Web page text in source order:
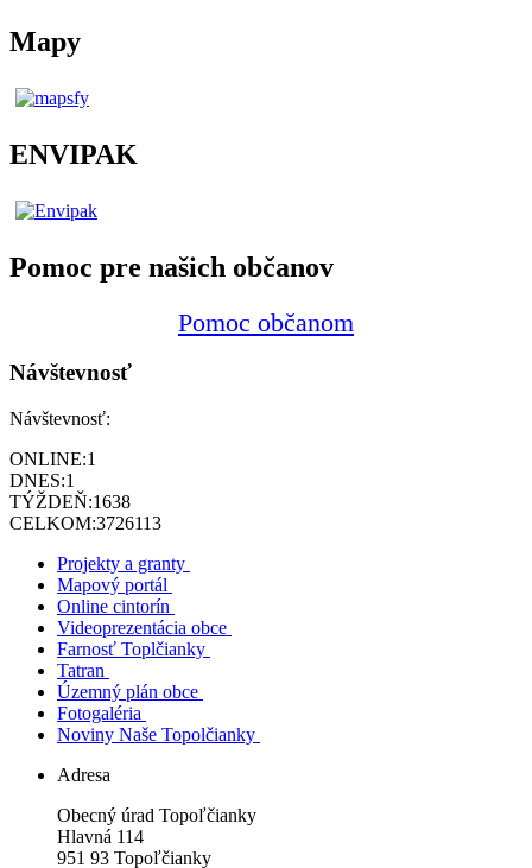
Mapy
ENVIPAK
Pomoc pre našich občanov
Pomoc občanom
Návštevnosť
Návštevnosť:
ONLINE:1
DNES:1
TÝŽDEŇ:1638
CELKOM:3726113
Projekty a granty
Mapový portál
Online cintorín
Videoprezentácia obce
Farnosť Toplčianky
Tatran
Územný plán obce
Fotogaléria
Noviny Naše Topolčianky
Adresa
Obecný úrad Topoľčianky
Hlavná 114
951 93 Topoľčianky